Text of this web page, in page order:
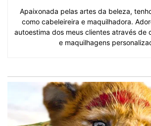
Apaixonada pelas artes da beleza,
como cabeleireira e maquilhadora.
autoestima dos meus clientes através de
e maquilhagens